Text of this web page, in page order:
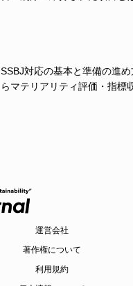
SSBJ対応の基本と準備の進
らマテリアリティ評価・指標
運営会社
著作権について
利用規約